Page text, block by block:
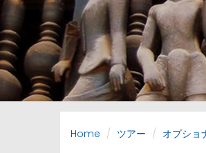
Home ツアー オプショ